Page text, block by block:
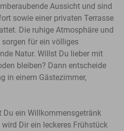
Aussicht und sind
sowie einer privaten Terrasse
Die ruhige Atmosphäre und
für ein völliges
Natur. Willst Du lieber mit
bleiben? Dann entscheide
in einem Gästezimmer,
Du ein Willkommensgetränk
Dir ein leckeres Frühstück